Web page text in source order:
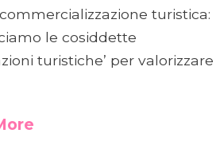
turistica:
le cosiddette
turistiche’ per valorizzare